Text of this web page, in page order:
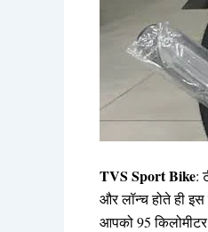
TVS Sport Bike:
और लॉन्च होते ही इस
आपको 95